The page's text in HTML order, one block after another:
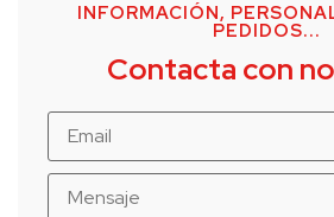
INFORMACIÓN,
PEDIDOS...
Contacta con